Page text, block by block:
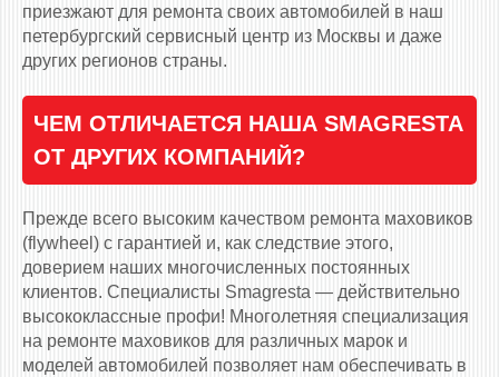
приезжают для ремонта своих автомобилей в наш
петербургский сервисный центр из Москвы и даже
других регионов страны.
ЧЕМ ОТЛИЧАЕТСЯ НАША SMAGRESTA
ОТ ДРУГИХ КОМПАНИЙ?
Прежде всего высоким качеством ремонта маховиков
(flywheel) с гарантией и, как следствие этого,
доверием наших многочисленных постоянных
клиентов. Специалисты Smagresta — действительно
высококлассные профи! Многолетняя специализация
на ремонте маховиков для различных марок и
моделей автомобилей позволяет нам обеспечивать в